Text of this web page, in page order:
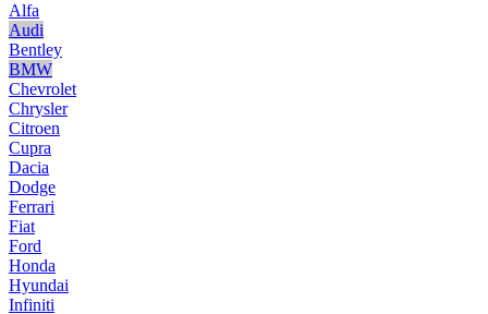
Alfa
Audi
Bentley
BMW
Chevrolet
Chrysler
Citroen
Cupra
Dacia
Dodge
Ferrari
Fiat
Ford
Honda
Hyundai
Infiniti